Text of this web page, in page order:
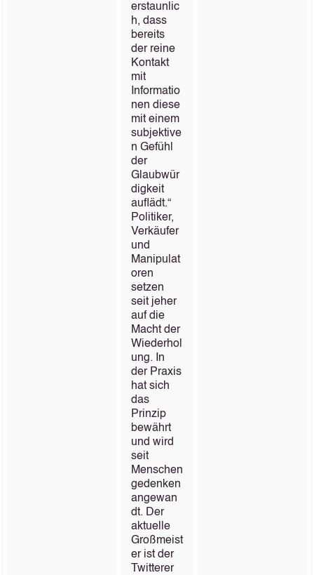
erstaunlic
h, dass
bereits
der reine
Kontakt
mit
Informatio
nen diese
mit einem
subjektive
n Gefühl
der
Glaubwür
digkeit
auflädt.“
Politiker,
Verkäufer
und
Manipulat
oren
setzen
seit jeher
auf die
Macht der
Wiederhol
ung. In
der Praxis
hat sich
das
Prinzip
bewährt
und wird
seit
Menschen
gedenken
angewan
dt. Der
aktuelle
Großmeist
er ist der
Twitterer